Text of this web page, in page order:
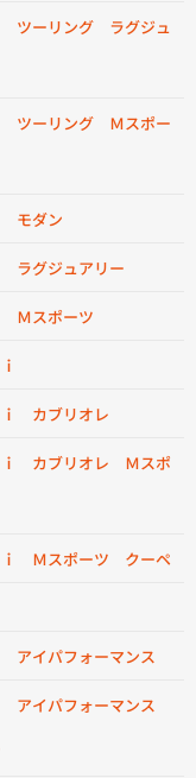
ツーリング ラグジュ
ツーリング Ｍスポー
モダン
ラグジュアリー
Ｍスポーツ
ｉ カブリオレ
ｉ カブリオレ Ｍスポ
ｉ Ｍスポーツ クーペ
アイパフォーマンス
アイパフォーマンス